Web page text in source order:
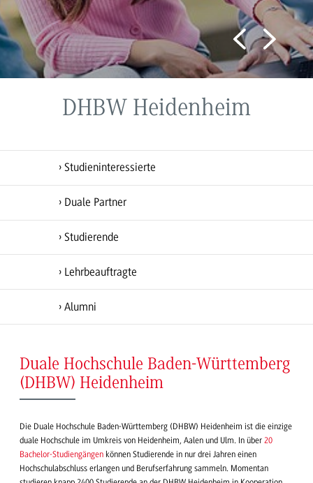
Zur nächsten Online-Veranstaltung anmelden
Jetzt anmelden
DHBW Heidenheim
Studieninteressierte
Duale Partner
Studierende
Lehrbeauftragte
Alumni
Duale Hochschule Baden-Württemberg
(DHBW) Heidenheim
Die Duale Hochschule Baden-Württemberg (DHBW) Heidenheim ist die einzige
duale Hochschule im Umkreis von Heidenheim, Aalen und Ulm. In über 20
Bachelor-Studiengängen können Studierende in nur drei Jahren einen
Hochschulabschluss erlangen und Berufserfahrung sammeln. Momentan